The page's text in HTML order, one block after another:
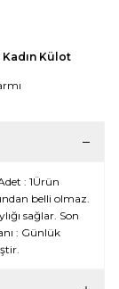
Külot
: 1Ürün
belli olmaz.
sağlar. Son
: Günlük